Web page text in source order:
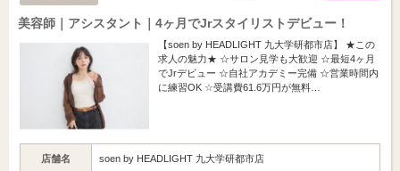
美容師｜アシスタント｜4ヶ月でJrスタイリストデビュー！
【soen by HEADLIGHT 九大学研都市店】 ★この
求人の魅力★ ☆サロン見学も大歓迎 ☆最短4ヶ月
でJrデビュー ☆自社アカデミー完備 ☆営業時間内
に練習OK ☆受講費61.6万円が無料…
店舗名 soen by HEADLIGHT 九大学研都市店